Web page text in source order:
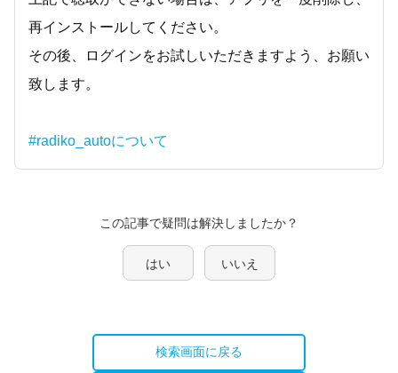
再インストールしてください。
その後、ログインをお試しいただきますよう、お願い
致します。
#radiko_autoについて
この記事で疑問は解決しましたか？
はい いいえ
検索画面に戻る